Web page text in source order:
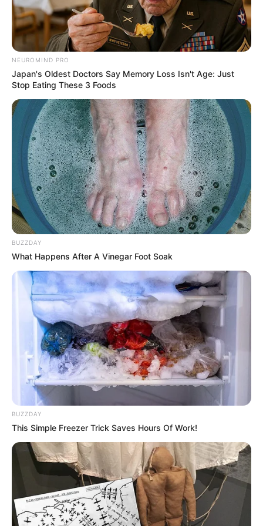
Dtay
NEUROMIND PRO
Japan's Oldest Doctors Say Memory Loss Isn't Age: Just
Stop Eating These 3 Foods
BUZZDAY
What Happens After A Vinegar Foot Soak
BUZZDAY
This Simple Freezer Trick Saves Hours Of Work!